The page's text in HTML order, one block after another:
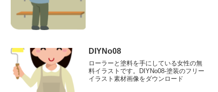
DIYNo08
ローラーと塗料を手にしている女性の無
料イラストです。DIYNo08-塗装のフリー
イラスト素材画像をダウンロード